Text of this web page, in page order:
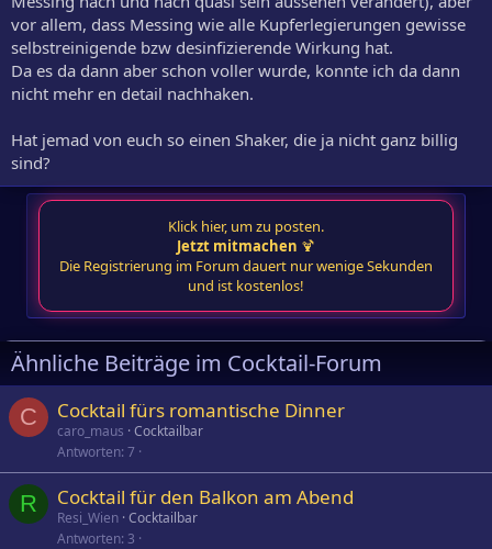
vor allem, dass Messing wie alle Kupferlegierungen gewisse
selbstreinigende bzw desinfizierende Wirkung hat.
Da es da dann aber schon voller wurde, konnte ich da dann
nicht mehr en detail nachhaken.
Hat jemad von euch so einen Shaker, die ja nicht ganz billig
sind?
Klick hier, um zu posten.
Jetzt mitmachen 🍹
Die Registrierung im Forum dauert nur wenige Sekunden
und ist kostenlos!
Ähnliche Beiträge im Cocktail-Forum
C Cocktail fürs romantische Dinner
caro_maus Cocktailbar
Antworten 7
R Cocktail für den Balkon am Abend
Resi_Wien Cocktailbar
Antworten 3